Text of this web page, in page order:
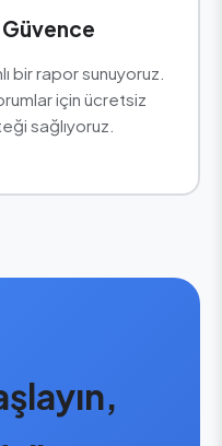
bir rapor sunuyoruz.
için ücretsiz
sağlıyoruz.